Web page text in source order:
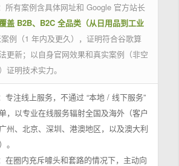
所有案例含具体网址和 Google 官方站长
盖 B2B、B2C 全品类（从日用品到工业
例（1 年内及更久），证明符合谷歌算
更新；以自身官网效果和真实案例（非空
证明技术实力。
专注线上服务，不通过 “本地 / 线下服务”
，以专业在线服务辐射全国及海外（客户
州、北京、深圳、港澳地区，以及澳大利
。
在圈内充斥噱头和套路的情况下，主动向